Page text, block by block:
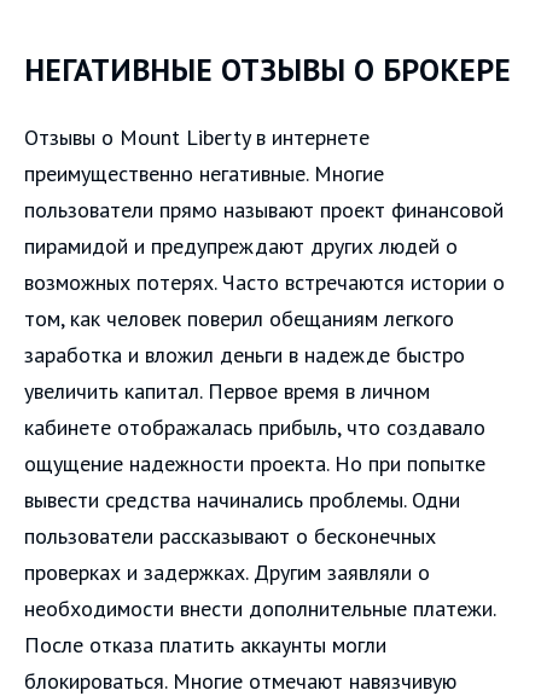
НЕГАТИВНЫЕ ОТЗЫВЫ О БРОКЕРЕ
Отзывы о Mount Liberty в интернете
преимущественно негативные. Многие
пользователи прямо называют проект финансовой
пирамидой и предупреждают других людей о
возможных потерях. Часто встречаются истории о
том, как человек поверил обещаниям легкого
заработка и вложил деньги в надежде быстро
увеличить капитал. Первое время в личном
кабинете отображалась прибыль, что создавало
ощущение надежности проекта. Но при попытке
вывести средства начинались проблемы. Одни
пользователи рассказывают о бесконечных
проверках и задержках. Другим заявляли о
необходимости внести дополнительные платежи.
После отказа платить аккаунты могли
блокироваться. Многие отмечают навязчивую